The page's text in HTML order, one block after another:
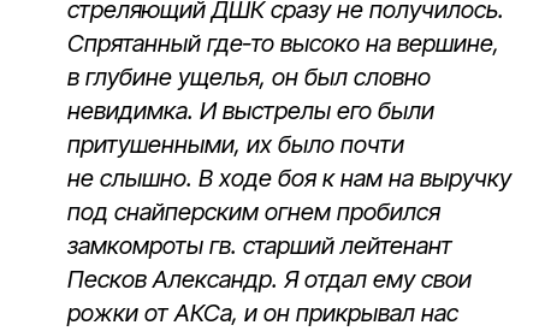
стреляющий ДШК сразу не получилось.
Спрятанный где‑то высоко на вершине,
в глубине ущелья, он был словно
невидимка. И выстрелы его были
притушен­ными, их было почти
не слышно. В ходе боя к нам на выручку
под снайперским огнем пробился
замкомроты гв. старший лейтенант
Песков Алек­сандр. Я отдал ему свои
рожки от АКСа, и он прикрывал нас